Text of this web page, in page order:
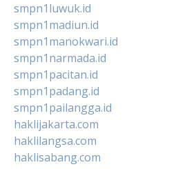
smpn1luwuk.id
smpn1madiun.id
smpn1manokwari.id
smpn1narmada.id
smpn1pacitan.id
smpn1padang.id
smpn1pailangga.id
haklijakarta.com
haklilangsa.com
haklisabang.com